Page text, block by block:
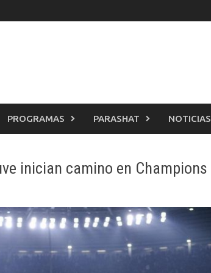
PROGRAMAS PARASHAT NOTICIAS
inician camino en Champions